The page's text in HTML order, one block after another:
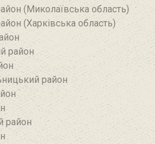
(Миколаївська область)
(Харківська область)
район
район
район